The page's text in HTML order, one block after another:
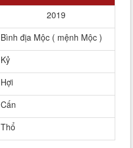
2019
Bình địa Mộc ( mệnh Mộc )
Kỷ
Hợi
Cấn
Thổ